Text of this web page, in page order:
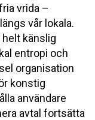
vrida –
vår lokala.
känslig
entropi och
organisation
konstig
användare
avtal fortsätta